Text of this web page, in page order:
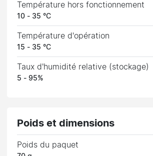
Température hors fonctionnement
10 - 35 °C
Température d'opération
15 - 35 °C
Taux d'humidité relative (stockage)
5 - 95%
Poids et dimensions
Poids du paquet